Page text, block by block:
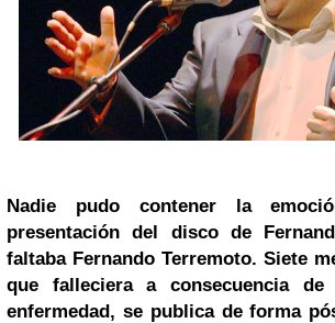
Nadie pudo contener la
presentación del disco de
faltaba Fernando Terremoto. Siete
que falleciera a consecuencia de
enfermedad, se publica de forma